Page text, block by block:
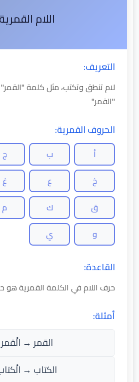
اللام القمرية
التعريف:
لام تنطق وتكتب، مثل كلمة
"القمر"
الحروف القمرية:
أ ب ج
خ
ع غ
ق
ك م
و
ي
القاعدة:
حرف اللام في الكلمة القمرية
أمثلة:
القمر → الْقمر
الكتاب →